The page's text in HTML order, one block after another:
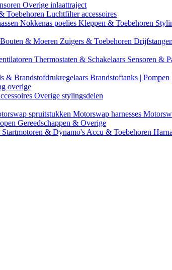
Overige inlaattraject
Toebehoren Luchtfilter accessoires
Nokkenas poelies Kleppen & Toebehoren
Bouten & Moeren Zuigers & Toebehoren
Thermostaten & Schakelaars Sensoren &
& Brandstofdrukregelaars Brandstoftanks | Pompen
overige
Overige stylingsdelen
spruitstukken Motorswap harnesses
Gereedschappen & Overige
Startmotoren & Dynamo's Accu & Toebehoren